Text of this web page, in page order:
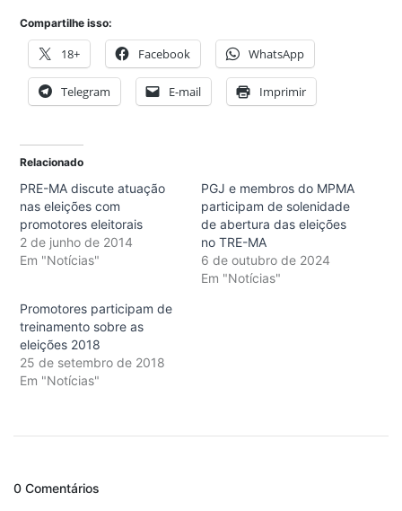
Compartilhe isso:
18+ Facebook WhatsApp
Telegram E-mail Imprimir
Relacionado
PRE-MA discute atuação
nas eleições com
promotores eleitorais
2 de junho de 2014
Em "Notícias"
PGJ e membros do MPMA
participam de solenidade
de abertura das eleições
no TRE-MA
6 de outubro de 2024
Em "Notícias"
Promotores participam de
treinamento sobre as
eleições 2018
25 de setembro de 2018
Em "Notícias"
0 Comentários